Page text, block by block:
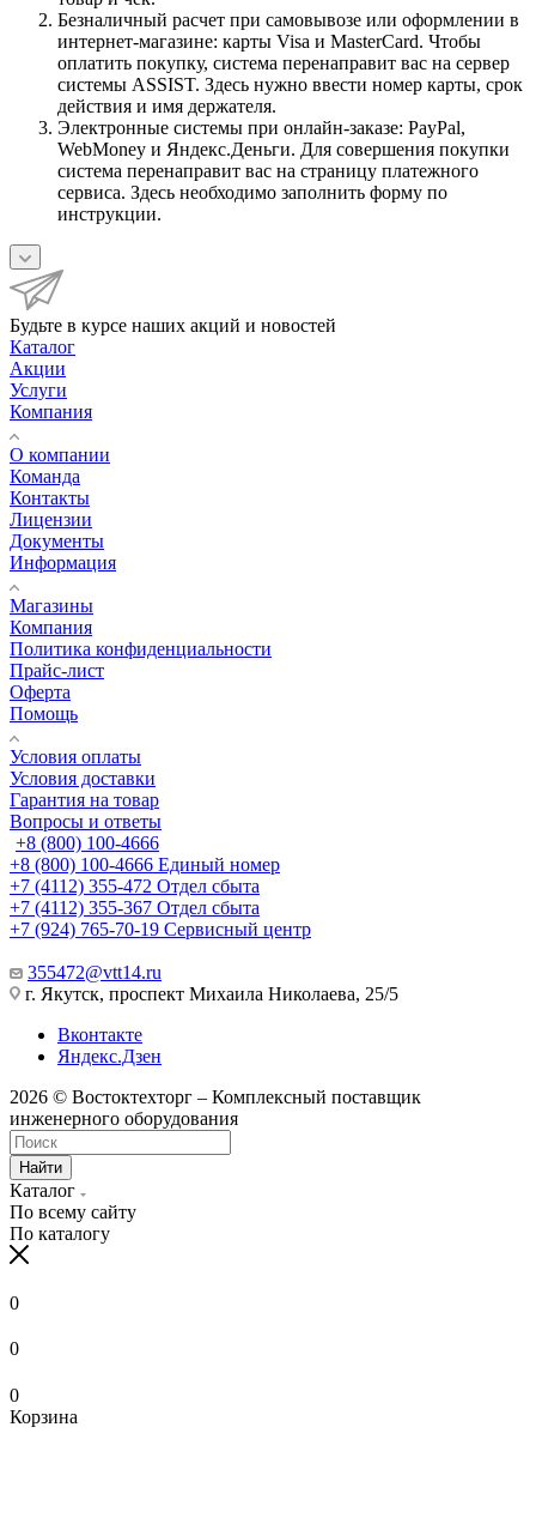
Безналичный расчет при самовывозе или оформлении в
интернет-магазине: карты Visa и MasterCard. Чтобы
оплатить покупку, система перенаправит вас на сервер
системы ASSIST. Здесь нужно ввести номер карты, срок
действия и имя держателя.
Электронные системы при онлайн-заказе: PayPal,
WebMoney и Яндекс.Деньги. Для совершения покупки
система перенаправит вас на страницу платежного
сервиса. Здесь необходимо заполнить форму по
инструкции.
Будьте в курсе наших акций и новостей
Каталог
Акции
Услуги
Компания
О компании
Команда
Контакты
Лицензии
Документы
Информация
Магазины
Компания
Политика конфиденциальности
Прайс-лист
Оферта
Помощь
Условия оплаты
Условия доставки
Гарантия на товар
Вопросы и ответы
+8 (800) 100-4666
+8 (800) 100-4666 Единый номер
+7 (4112) 355-472 Отдел сбыта
+7 (4112) 355-367 Отдел сбыта
+7 (924) 765-70-19 Сервисный центр
355472@vtt14.ru
г. Якутск, проспект Михаила Николаева, 25/5
Вконтакте
Яндекс.Дзен
2026 © Востоктехторг – Комплексный поставщик
инженерного оборудования
Найти
Каталог
По всему сайту
По каталогу
0
0
0
Корзина